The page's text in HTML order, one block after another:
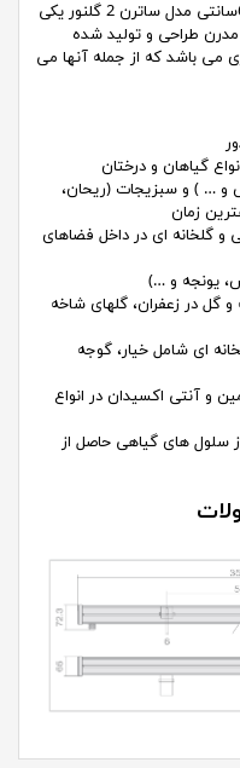
چراغ رشد گیاه 24 وات ال ای دی خطی 67سانتی مدل ساترن 2 گلنور یکی
طراحی و تولید شده
می باشد که از جمله آنها می
گیاهان و درختان
و … ) و سبزیجات (ریحان،
زمان
و گلخانه ای در داخل فضاهای
یونجه و …)
گل در زعفران، گلهای شاخه
ای شامل خیار، گوجه
و آنتی اکسیدان در انواع
سلول های گیاهی حاصل از